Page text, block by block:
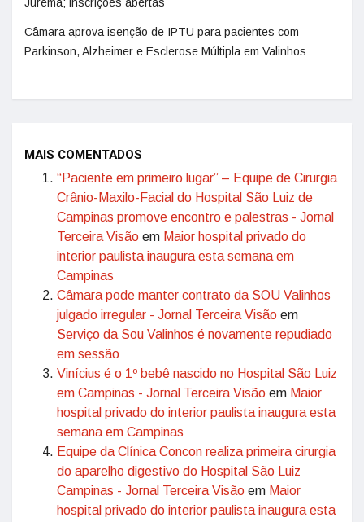
Jurema; inscrições abertas
Câmara aprova isenção de IPTU para pacientes com
Parkinson, Alzheimer e Esclerose Múltipla em Valinhos
MAIS COMENTADOS
“Paciente em primeiro lugar” – Equipe de Cirurgia
Crânio-Maxilo-Facial do Hospital São Luiz de
Campinas promove encontro e palestras - Jornal
Terceira Visão em Maior hospital privado do
interior paulista inaugura esta semana em
Campinas
Câmara pode manter contrato da SOU Valinhos
julgado irregular - Jornal Terceira Visão em
Serviço da Sou Valinhos é novamente repudiado
em sessão
Vinícius é o 1º bebê nascido no Hospital São Luiz
em Campinas - Jornal Terceira Visão em Maior
hospital privado do interior paulista inaugura esta
semana em Campinas
Equipe da Clínica Concon realiza primeira cirurgia
do aparelho digestivo do Hospital São Luiz
Campinas - Jornal Terceira Visão em Maior
hospital privado do interior paulista inaugura esta